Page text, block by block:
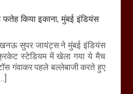
किया इकाना, मुंबई इंडियंस
सुपर जायंट्स ने मुंबई इंडियंस
स्टेडियम में खेला गया ये मैच
गंवाकर पहले बल्लेबाजी करते हुए